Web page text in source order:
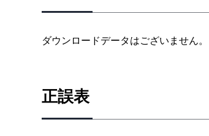
ダウンロードデータはございません。
正誤表